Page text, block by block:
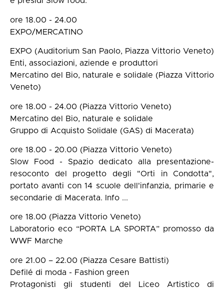
ore 18.00 - 24.00
EXPO/MERCATINO
EXPO (Auditorium San Paolo, Piazza Vittorio Veneto)
Enti, associazioni, aziende e produttori
Mercatino del Bio, naturale e solidale (Piazza Vittorio
Veneto)
ore 18.00 - 24.00 (Piazza Vittorio Veneto)
Mercatino del Bio, naturale e solidale
Gruppo di Acquisto Solidale (GAS) di Macerata)
ore 18.00 - 20.00 (Piazza Vittorio Veneto)
Slow Food - Spazio dedicato alla presentazione-
resoconto del progetto degli "Orti in Condotta",
portato avanti con 14 scuole dell'infanzia, primarie e
secondarie di Macerata. Info ...
ore 18.00 (Piazza Vittorio Veneto)
Laboratorio eco “PORTA LA SPORTA” promosso da
WWF Marche
ore 21.00 – 22.00 (Piazza Cesare Battisti)
Defilé di moda - Fashion green
Protagonisti gli studenti del Liceo Artistico di